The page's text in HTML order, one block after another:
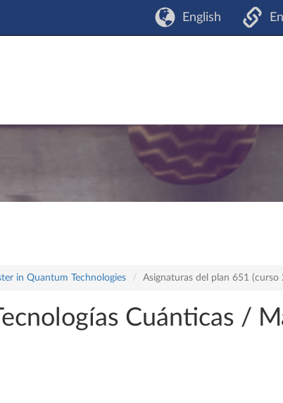
English
in Quantum Technologies Asignaturas del plan 651 (curso
Cuánticas /